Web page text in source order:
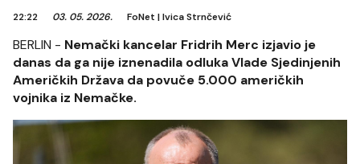
22:22 03. 05. 2026. FoNet |Ivica Strnčević
BERLIN - Nemački kancelar Fridrih Merc izjavio je
danas da ga nije iznenadila odluka Vlade Sjedinjenih
Američkih Država da povuče 5.000 američkih
vojnika iz Nemačke.